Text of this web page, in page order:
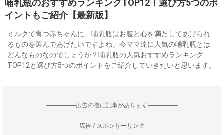
哺乳瓶のおすすめランキングTOP12！選び方5つのポ
イントもご紹介【最新版】
ミルクで育つ赤ちゃんに、哺乳瓶はお腹と心を満たしてあげられ
るものを選んであげたいですよね。今ママ達に人気の哺乳瓶とは
どんなものなのでしょうか？哺乳瓶の人気おすすめランキング
TOP12と選び方5つのポイントをご紹介していきたいと思います。
--------------------広告の後に記事があります--------------------
広告 / スポンサーリンク